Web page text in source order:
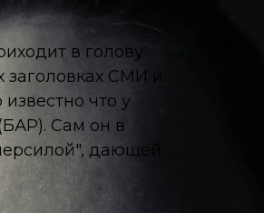
в голову
заголовках СМИ и
известно что у
Сам он в
дающей